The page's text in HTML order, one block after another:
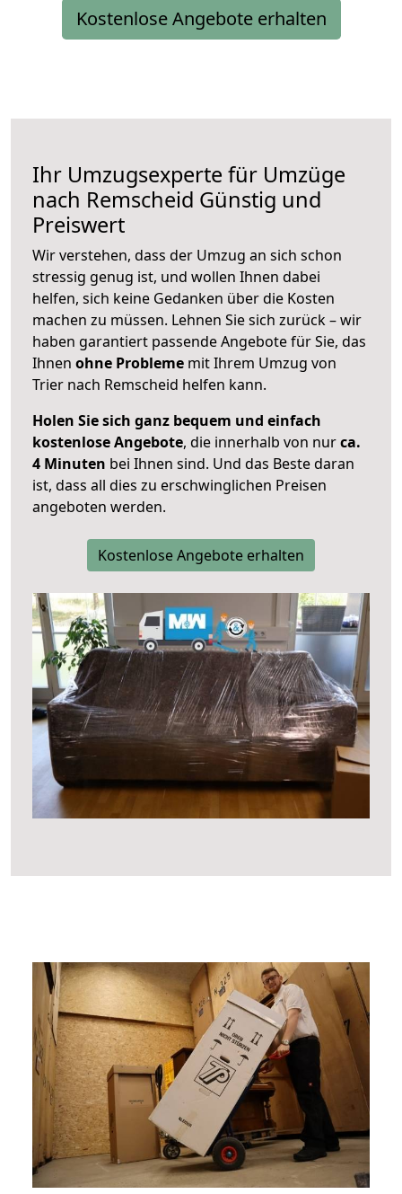
Kostenlose Angebote erhalten
Ihr Umzugsexperte für Umzüge
nach Remscheid Günstig und
Preiswert
Wir verstehen, dass der Umzug an sich schon
stressig genug ist, und wollen Ihnen dabei
helfen, sich keine Gedanken über die Kosten
machen zu müssen. Lehnen Sie sich zurück – wir
haben garantiert passende Angebote für Sie, das
Ihnen ohne Probleme mit Ihrem Umzug von
Trier nach Remscheid helfen kann.
Holen Sie sich ganz bequem und einfach
kostenlose Angebote, die innerhalb von nurca.
4 Minuten bei Ihnen sind. Und das Beste daran
ist, dass all dies zu erschwinglichen Preisen
angeboten werden.
Kostenlose Angebote erhalten